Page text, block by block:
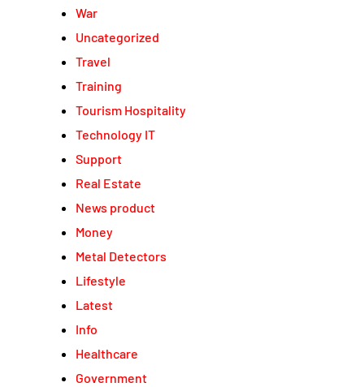
War
Uncategorized
Travel
Training
Tourism Hospitality
Technology IT
Support
Real Estate
News product
Money
Metal Detectors
Lifestyle
Latest
Info
Healthcare
Government